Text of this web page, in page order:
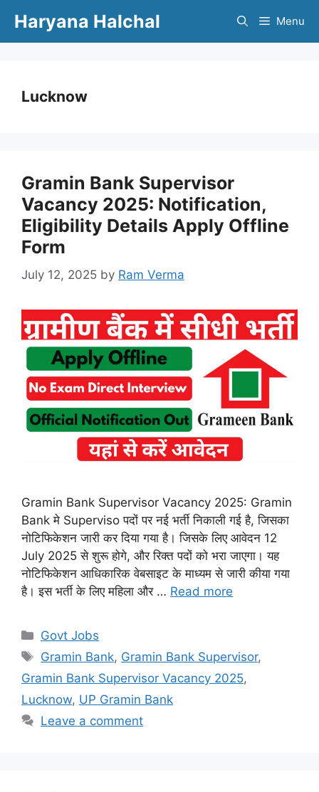
content
Haryana Halchal Menu
Lucknow
Gramin Bank Supervisor
Vacancy 2025: Notification,
Eligibility Details Apply Offline
Form
July 12, 2025 by Ram Verma
Gramin Bank Supervisor Vacancy 2025: Gramin
Bank मे Superviso पदों पर नई भर्ती निकाली गई है, जिसका
नोटिफिकेशन जारी कर दिया गया है। जिसके लिए आवेदन 12
July 2025 से शुरू होगे, और रिक्त पदों को भरा जाएगा। यह
नोटिफिकेशन आधिकारिक वेबसाइट के माध्यम से जारी कीया गया
है। इस भर्ती के लिए महिला और … Read more
Categories
Govt Jobs
Tags
Gramin Bank, Gramin Bank Supervisor,
Gramin Bank Supervisor Vacancy 2025,
Lucknow, UP Gramin Bank
Leave a comment